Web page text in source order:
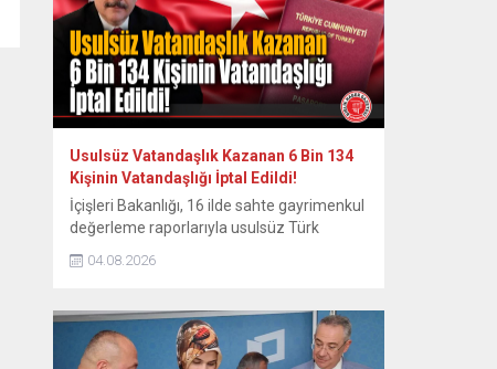
ağırlayan tarihi ilçede yılın ilk yarısındaki
verilere...
Usulsüz Vatandaşlık Kazanan 6 Bin 134
Kişinin Vatandaşlığı İptal Edildi!
İçişleri Bakanlığı, 16 ilde sahte gayrimenkul
değerleme raporlarıyla usulsüz Türk
vatandaşlığı sağlayan şebekeye yönelik
düzenlenen ve 72 şüphelinin yakalandığı
kapsamlı bir basın açıklaması yaptı. Yapılan
incelemeler sonucunda toplam 6 bin 134
kişinin vatandaşlık kararı iptal edildi veya
04.08.2026